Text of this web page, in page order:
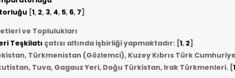
[1, 2, 3, 4, 5, 6, 7]
ve Toplulukları
Teşkilatı çatısı altında işbirliği yapmaktadır: [1, 2]
Türkmenistan (Gözlemci), Kuzey Kıbrıs Türk
Tuva, Gagauz Yeri, Doğu Türkistan, Irak Türkmenleri.[1